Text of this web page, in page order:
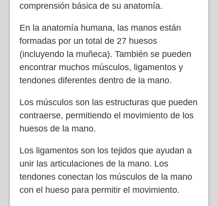
comprensión básica de su anatomía.
En la anatomía humana, las manos están
formadas por un total de 27 huesos
(incluyendo la muñeca). También se pueden
encontrar muchos músculos, ligamentos y
tendones diferentes dentro de la mano.
Los músculos son las estructuras que pueden
contraerse, permitiendo el movimiento de los
huesos de la mano.
Los ligamentos son los tejidos que ayudan a
unir las articulaciones de la mano. Los
tendones conectan los músculos de la mano
con el hueso para permitir el movimiento.